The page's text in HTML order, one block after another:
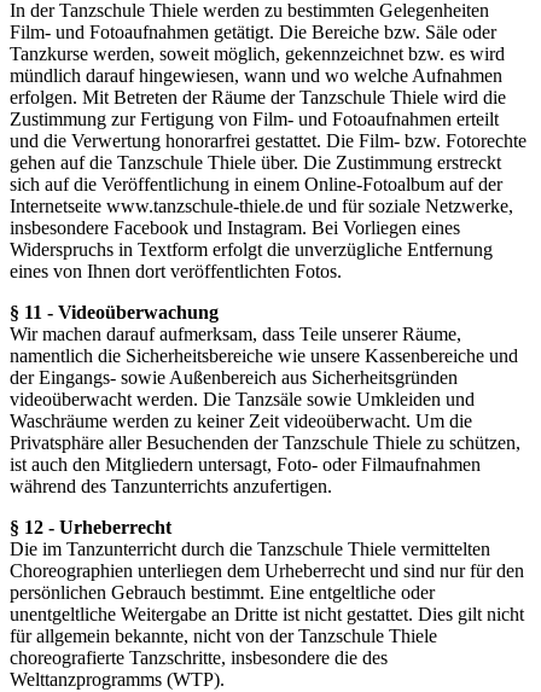
In der Tanzschule Thiele werden zu bestimmten Gelegenheiten
Film- und Fotoaufnahmen getätigt. Die Bereiche bzw. Säle oder
Tanzkurse werden, soweit möglich, gekennzeichnet bzw. es wird
mündlich darauf hingewiesen, wann und wo welche Aufnahmen
erfolgen. Mit Betreten der Räume der Tanzschule Thiele wird die
Zustimmung zur Fertigung von Film- und Fotoaufnahmen erteilt
und die Verwertung honorarfrei gestattet. Die Film- bzw. Fotorechte
gehen auf die Tanzschule Thiele über. Die Zustimmung erstreckt
sich auf die Veröffentlichung in einem Online-Fotoalbum auf der
Internetseite www.tanzschule-thiele.de und für soziale Netzwerke,
insbesondere Facebook und Instagram. Bei Vorliegen eines
Widerspruchs in Textform erfolgt die unverzügliche Entfernung
eines von Ihnen dort veröffentlichten Fotos.
§ 11 - Videoüberwachung
Wir machen darauf aufmerksam, dass Teile unserer Räume,
namentlich die Sicherheitsbereiche wie unsere Kassenbereiche und
der Eingangs- sowie Außenbereich aus Sicherheitsgründen
videoüberwacht werden. Die Tanzsäle sowie Umkleiden und
Waschräume werden zu keiner Zeit videoüberwacht. Um die
Privatsphäre aller Besuchenden der Tanzschule Thiele zu schützen,
ist auch den Mitgliedern untersagt, Foto- oder Filmaufnahmen
während des Tanzunterrichts anzufertigen.
§ 12 - Urheberrecht
Die im Tanzunterricht durch die Tanzschule Thiele vermittelten
Choreographien unterliegen dem Urheberrecht und sind nur für den
persönlichen Gebrauch bestimmt. Eine entgeltliche oder
unentgeltliche Weitergabe an Dritte ist nicht gestattet. Dies gilt nicht
für allgemein bekannte, nicht von der Tanzschule Thiele
choreografierte Tanzschritte, insbesondere die des
Welttanzprogramms (WTP).